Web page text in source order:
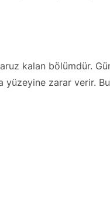
kalan bölümdür.
zarar verir.